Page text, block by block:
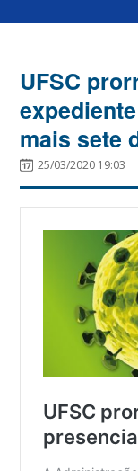
UFSC
mais sete
25/03/2020 19:03